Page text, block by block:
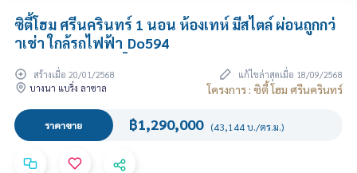
ซิตี้โฮม ศรีนครินทร์ 1 นอน ห้องเทห์ มีสไตล์ ผ่อนถูกกว่
าเช่า ใกล้รถไฟฟ้า_Do594
สร้างเมื่อ 20/01/2568
แก้ไขล่าสุดเมื่อ 18/09/2568
บางนา แบริ่ง ลาซาล
โครงการ : ซิตี้ โฮม ศรีนครินทร์
ราคาขาย ฿1,290,000 (43,144 บ./ตร.ม.)